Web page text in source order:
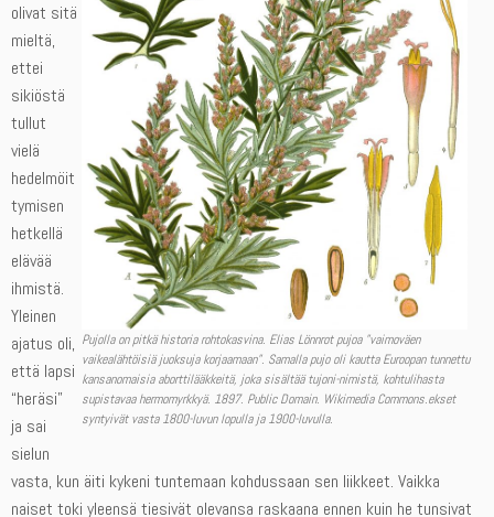
Pujolla on pitkä historia rohtokasvina. Elias Lönnrot pujoa ”vaimoväen
vaikealähtöisiä juoksuja korjaamaan”. Samalla pujo oli kautta Euroopan tunnettu
kansanomaisia aborttilääkkeitä, joka sisältää tujoni-nimistä, kohtulihasta
supistavaa hermomyrkkyä. 1897. Public Domain. Wikimedia Commons.ekset
syntyivät vasta 1800-luvun lopulla ja 1900-luvulla.
olivat sitä
mieltä,
ettei
sikiöstä
tullut
vielä
hedelmöit
tymisen
hetkellä
elävää
ihmistä.
Yleinen
ajatus oli,
että lapsi
“heräsi”
ja sai
sielun
vasta, kun äiti kykeni tuntemaan kohdussaan sen liikkeet. Vaikka
naiset toki yleensä tiesivät olevansa raskaana ennen kuin he tunsivat